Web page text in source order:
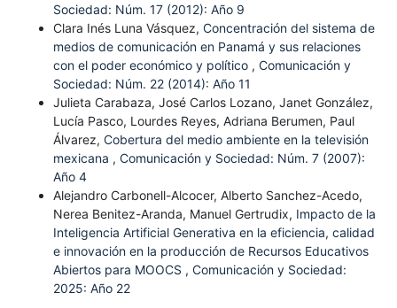
Sociedad: Núm. 17 (2012): Año 9
Clara Inés Luna Vásquez, Concentración del sistema de
medios de comunicación en Panamá y sus relaciones
con el poder económico y político , Comunicación y
Sociedad: Núm. 22 (2014): Año 11
Julieta Carabaza, José Carlos Lozano, Janet González,
Lucía Pasco, Lourdes Reyes, Adriana Berumen, Paul
Álvarez, Cobertura del medio ambiente en la televisión
mexicana , Comunicación y Sociedad: Núm. 7 (2007):
Año 4
Alejandro Carbonell-Alcocer, Alberto Sanchez-Acedo,
Nerea Benitez-Aranda, Manuel Gertrudix, Impacto de la
Inteligencia Artificial Generativa en la eficiencia, calidad
e innovación en la producción de Recursos Educativos
Abiertos para MOOCS , Comunicación y Sociedad:
2025: Año 22